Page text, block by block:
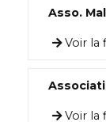
Asso.
Voir la
Voir la